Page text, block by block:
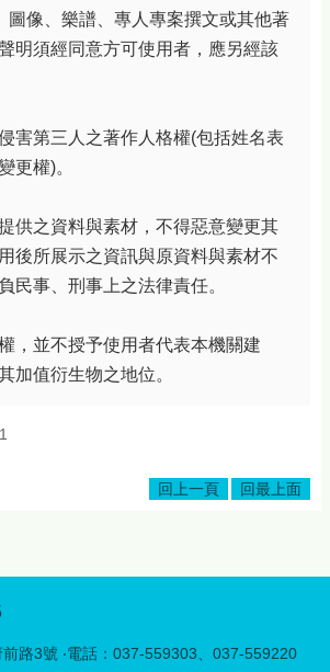
圖像、樂譜、專人專案撰文或其他著
明須經同意方可使用者，應另經該
害第三人之著作人格權(包括姓名表
更權)。
供之資料與素材，不得惡意變更其
後所展示之資訊與原資料與素材不
民事、刑事上之法律責任。
，並不授予使用者代表本機關建
加值衍生物之地位。
回上一頁 回最上面
路3號 ‧電話：037-559303、037-559220